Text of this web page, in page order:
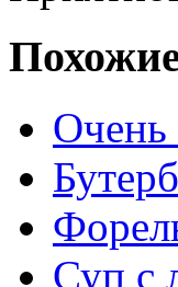
Очень
Суп с